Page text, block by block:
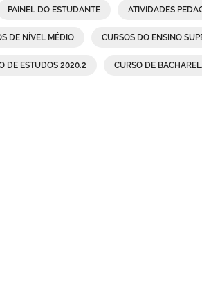
PAINEL DO ESTUDANTE ATIVIDADES
DE NÍVEL MÉDIO CURSOS DO ENSINO
DE ESTUDOS 2020.2 CURSO DE